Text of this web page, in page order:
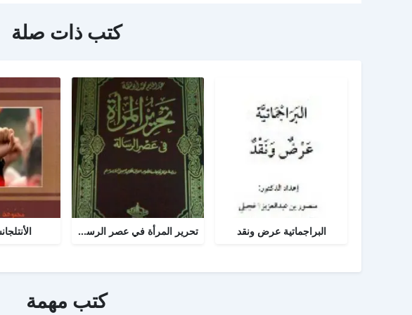
كتب ذات صلة
البراجماتية عرض ونقد تحرير المرأة في عصر الرسالة جــ 2
كتب مهمة